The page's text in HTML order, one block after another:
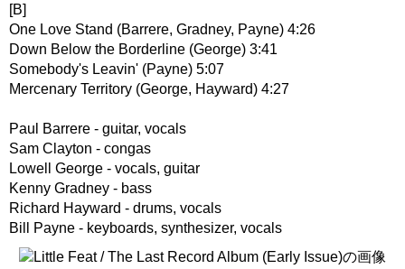
[B]
One Love Stand (Barrere, Gradney, Payne) 4:26
Down Below the Borderline (George) 3:41
Somebody's Leavin' (Payne) 5:07
Mercenary Territory (George, Hayward) 4:27
Paul Barrere - guitar, vocals
Sam Clayton - congas
Lowell George - vocals, guitar
Kenny Gradney - bass
Richard Hayward - drums, vocals
Bill Payne - keyboards, synthesizer, vocals